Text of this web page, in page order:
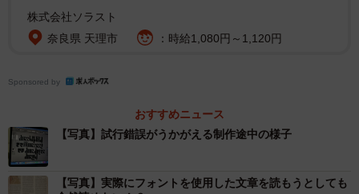
「“き”と“く”の書き分け難しすぎるww」
「めっちゃオシャレ、装飾用フォントとしてちょっと欲し
い」
「ドイツ語のフラクトゥールみたいですね」
株式会社ソラスト
奈良県 天理市
：時給1,080円～1,120円
Sponsored by
おすすめニュース
【写真】試行錯誤がうかがえる制作途中の様子
【写真】実際にフォントを使用した文章を読もうとしても